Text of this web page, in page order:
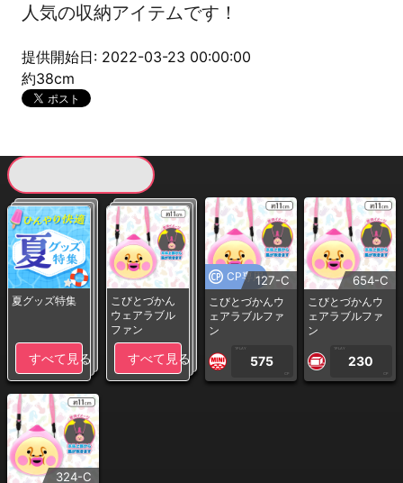
人気の収納アイテムです！
提供開始日: 2022-03-23 00:00:00
約38cm
夏グッズ特集
すべて見る
こびとづかん
ウェアラブル
ファン
すべて見る
CP専用127-C
こびとづかんウ
ェアラブルファ
ン
1PLAY
575
CP
654-C
こびとづかんウ
ェアラブルファ
ン
1PLAY
230
CP
324-C